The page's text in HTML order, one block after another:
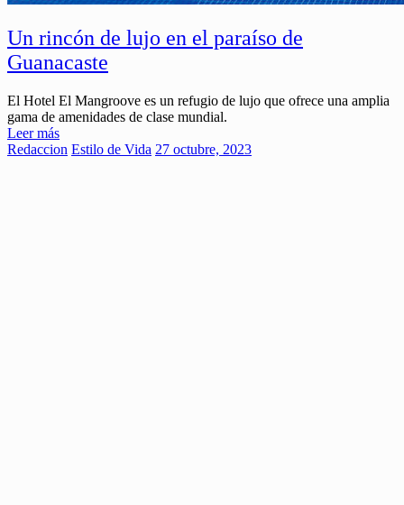
Un rincón de lujo en el paraíso de
Guanacaste
El Hotel El Mangroove es un refugio de lujo que ofrece una amplia
gama de amenidades de clase mundial.
Leer más
Redaccion Estilo de Vida 27 octubre, 2023